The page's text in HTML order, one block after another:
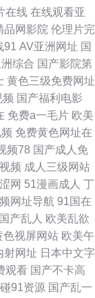
久久精品91 青青草
频 91蜜桃网址 91
图 大香蕉东京热一本
在线免费观看 海角
月天色 午夜福利微
线 9178看片视频
页 国产原创网站91
九久久日韩无码 欧
妻一区 91豆花网视
在线 在线观看亚
品网影院 伦理片完
91 AV亚洲网址 国
综合 国产影院第
黄色三级免费网址
频 国产福利电影
免费a一毛片 欧美
免费黄色网址在
频78 国产成人免
频 成人三级网站
网 51漫画成人 丁
网址导航 91国在
国产乱人 欧美乱欲
色视屏网站 欧美午
射网址 日本中文字
观看 国产不卡高
91资源 国产乱一